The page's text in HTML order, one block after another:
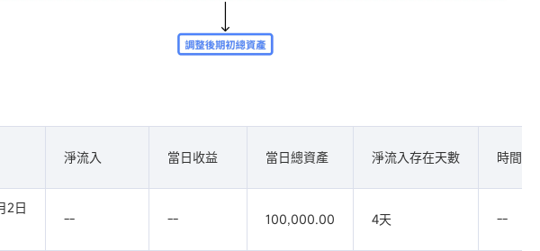
淨流入 當日收益 當日總資產 淨流入存在天數 時間權重
2日
-- -- 100,000.00 4天 --